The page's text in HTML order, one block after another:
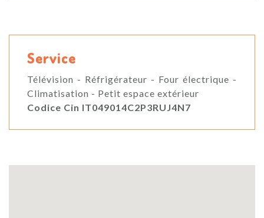
Service
Télévision - Réfrigérateur - Four électrique -
Climatisation - Petit espace extérieur
Codice Cin IT049014C2P3RUJ4N7